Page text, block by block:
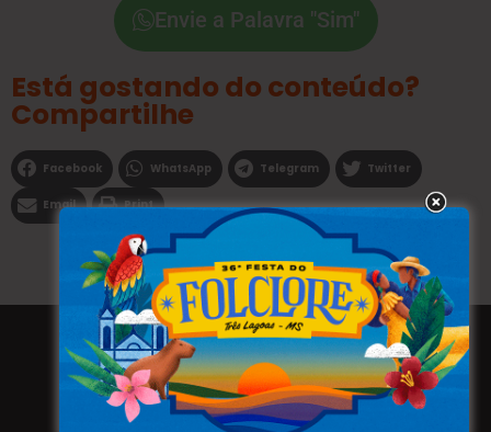
Envie a Palavra "Sim"
Está gostando do conteúdo?
Compartilhe
Facebook WhatsApp Telegram Twitter
Email Print
Todos os direitos reservados a WEBFAVORITA.COM.BR